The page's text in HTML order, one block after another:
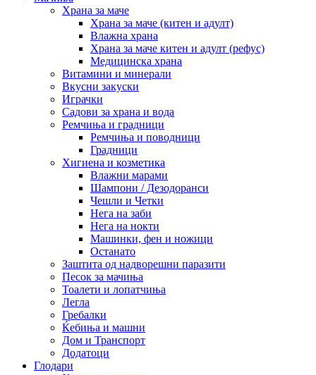
Храна за маче
Храна за маче (китен и адулт)
Влажна храна
Храна за маче китен и адулт (рефус)
Медицинска храна
Витамини и минерали
Вкусни закуски
Играчки
Садови за храна и вода
Ремчиња и градници
Ремчиња и поводници
Градници
Хигиена и козметика
Влажни марами
Шампони / Дезодоранси
Чешли и Четки
Нега на заби
Нега на нокти
Машинки, фен и ножици
Останато
Заштита од надворешни паразити
Песок за мачиња
Тоалети и лопатчиња
Легла
Гребалки
Ќебиња и машни
Дом и Транспорт
Додатоци
Глодари